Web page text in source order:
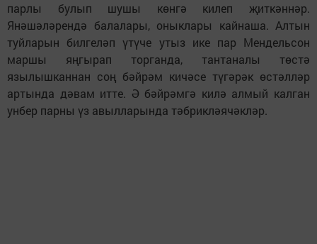
парлы булып шушы көнгә килеп җиткәннәр.
Янәшәләрендә балалары, оныклары кайнаша. Алтын
туйларын билгеләп үтүче утыз ике пар Мендельсон
маршы яңгырап торганда, тантаналы төстә
язылышканнан соң бәйрәм кичәсе түгәрәк өстәлләр
артында дәвам итте. Ә бәйрәмгә килә алмый калган
унбер парны үз авылларында тәбрикләячәкләр.